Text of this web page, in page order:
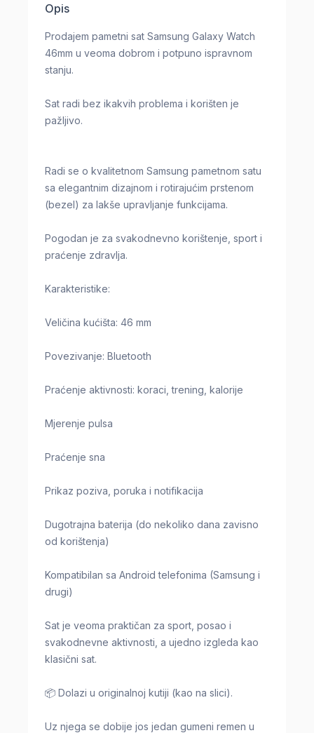
Opis
Prodajem pametni sat Samsung Galaxy Watch
46mm u veoma dobrom i potpuno ispravnom
stanju.
Sat radi bez ikakvih problema i korišten je
pažljivo.
Radi se o kvalitetnom Samsung pametnom satu
sa elegantnim dizajnom i rotirajućim prstenom
(bezel) za lakše upravljanje funkcijama.
Pogodan je za svakodnevno korištenje, sport i
praćenje zdravlja.
Karakteristike:
Veličina kućišta: 46 mm
Povezivanje: Bluetooth
Praćenje aktivnosti: koraci, trening, kalorije
Mjerenje pulsa
Praćenje sna
Prikaz poziva, poruka i notifikacija
Dugotrajna baterija (do nekoliko dana zavisno
od korištenja)
Kompatibilan sa Android telefonima (Samsung i
drugi)
Sat je veoma praktičan za sport, posao i
svakodnevne aktivnosti, a ujedno izgleda kao
klasični sat.
📦 Dolazi u originalnoj kutiji (kao na slici).
Uz njega se dobije jos jedan gumeni remen u